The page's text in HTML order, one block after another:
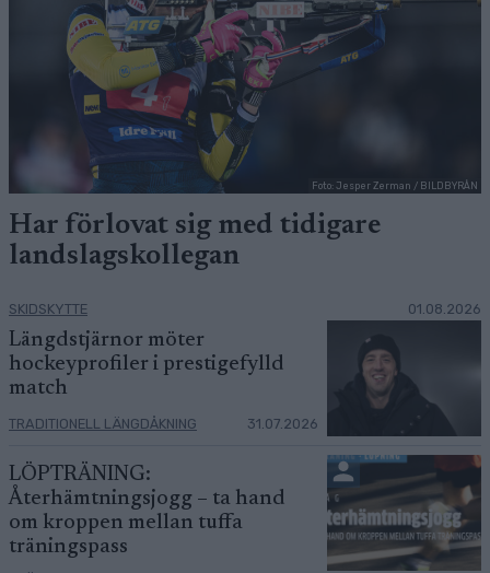
Foto: Jesper Zerman / BILDBYRÅN
Har förlovat sig med tidigare
landslagskollegan
SKIDSKYTTE 01.08.2026
Längdstjärnor möter
hockeyprofiler i prestigefylld
match
TRADITIONELL LÄNGDÅKNING 31.07.2026
LÖPTRÄNING:
Återhämtningsjogg – ta hand
om kroppen mellan tuffa
träningspass